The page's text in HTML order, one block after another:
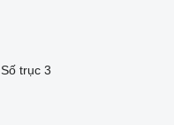
Số trục 3